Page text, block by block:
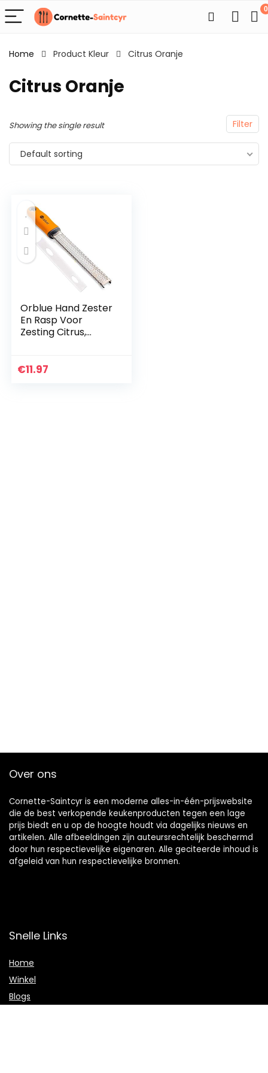
0
Home Product Kleur Citrus Oranje
Citrus Oranje
Filter
Showing the single result
Default sorting
Orblue Hand Zester
En Rasp Voor
Zesting Citrus,
Zester Zilver
€11.97
Over ons
Cornette-Saintcyr is een moderne alles-in-één-prijswebsite
die de best verkopende keukenproducten tegen een lage
prijs biedt en u op de hoogte houdt via dagelijks nieuws en
artikelen. Alle afbeeldingen zijn auteursrechtelijk beschermd
door hun respectievelijke eigenaren. Alle geciteerde inhoud is
afgeleid van hun respectievelijke bronnen.
Snelle Links
Home
Winkel
Blogs